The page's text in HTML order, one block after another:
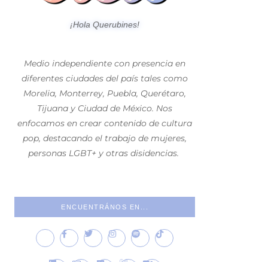
¡Hola Querubines!
Medio independiente con presencia en
diferentes ciudades del país tales como
Morelia, Monterrey, Puebla, Querétaro,
Tijuana y Ciudad de México. Nos
enfocamos en crear contenido de cultura
pop, destacando el trabajo de mujeres,
personas LGBT+ y otras disidencias.
ENCUENTRÁNOS EN...